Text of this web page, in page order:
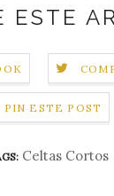
ESTE
PIN ESTE POST
Celtas Cortos